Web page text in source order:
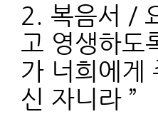
2. 복음서 /
고 영생하도
가 너희에게
신 자니라 ”